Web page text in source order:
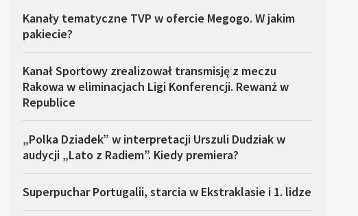
Kanały tematyczne TVP w ofercie Megogo. W jakim
pakiecie?
Kanał Sportowy zrealizował transmisję z meczu
Rakowa w eliminacjach Ligi Konferencji. Rewanż w
Republice
„Polka Dziadek” w interpretacji Urszuli Dudziak w
audycji „Lato z Radiem”. Kiedy premiera?
Superpuchar Portugalii, starcia w Ekstraklasie i 1. lidze